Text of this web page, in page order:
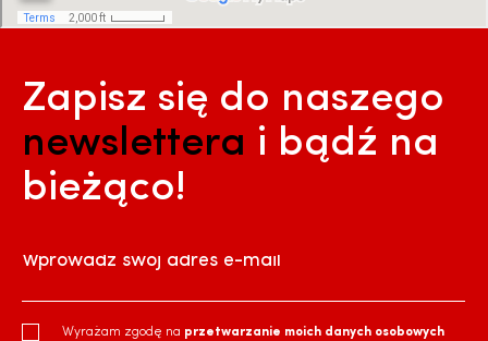
Zapisz się do naszego
newslettera i bądź na
bieżąco!
Wprowadź swój adres e-mail
Wyrażam zgodę na przetwarzanie moich danych osobowych